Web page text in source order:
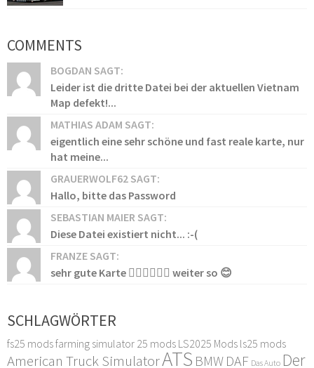
COMMENTS
BOGDAN SAGT:
Leider ist die dritte Datei bei der aktuellen Vietnam
Map defekt!...
MATHIAS ADAM SAGT:
eigentlich eine sehr schöne und fast reale karte, nur
hat meine...
GRAUERWOLF62 SAGT:
Hallo, bitte das Password
SEBASTIAN MAIER SAGT:
Diese Datei existiert nicht... :-(
FRANZE SAGT:
sehr gute Karte 👍🏻👍🏻👍🏻 weiter so 😊
SCHLAGWÖRTER
fs25 modsfarming simulator 25 mods LS2025 Mods ls25 mods
American Truck SimulatorATS BMW DAF Das Auto Der